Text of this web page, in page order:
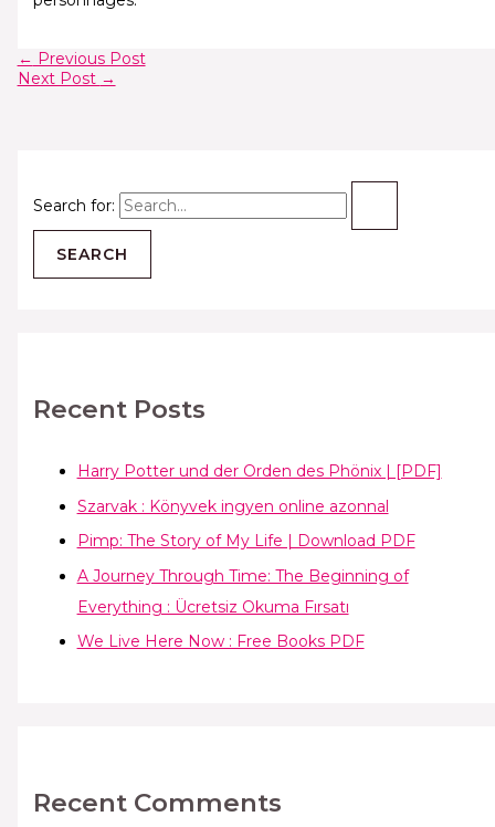
Search for:
Recent Posts
Harry Potter und der Orden des Phönix | [PDF]
Szarvak : Könyvek ingyen online azonnal
Pimp: The Story of My Life | Download PDF
A Journey Through Time: The Beginning of
Everything : Ücretsiz Okuma Fırsatı
We Live Here Now : Free Books PDF
Recent Comments
← Previous Post
Next Post →